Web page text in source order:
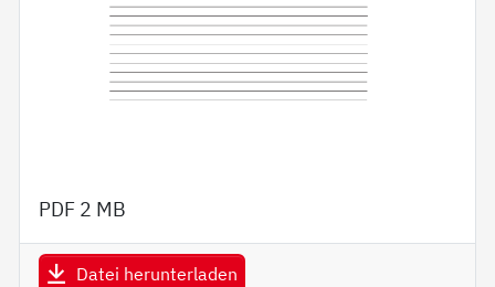
PDF 2 MB
Datei herunterladen